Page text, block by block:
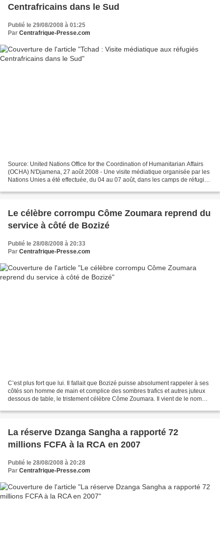
Centrafricains dans le Sud
Publié le 29/08/2008 à 01:25
Par Centrafrique-Presse.com
Source: United Nations Office for the Coordination of Humanitarian Affairs
(OCHA) N'Djamena, 27 août 2008 - Une visite médiatique organisée par les
Nations Unies a été effectuée, du 04 au 07 août, dans les camps de réfugiés
Le célèbre corrompu Côme Zoumara reprend du
service à côté de Bozizé
Publié le 28/08/2008 à 20:33
Par Centrafrique-Presse.com
C’est plus fort que lui. Il fallait que Bozizé puisse absolument rappeler à ses
côtés son homme de main et complice des sombres trafics et autres juteux
dessous de table, le tristement célèbre Côme Zoumara. Il vient de le nommer
La réserve Dzanga Sangha a rapporté 72
millions FCFA à la RCA en 2007
Publié le 28/08/2008 à 20:28
Par Centrafrique-Presse.com